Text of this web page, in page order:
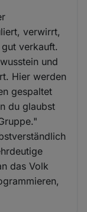
verwirrt,
verkauft.
und
Hier werden
gespaltet
du glaubst
das Volk